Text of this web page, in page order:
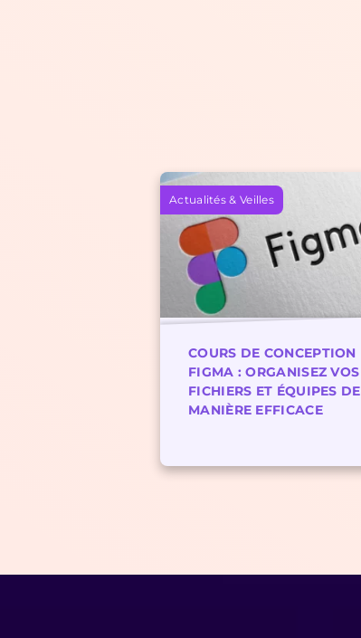
Actualités & Veilles
COURS DE CONCEPTION
FIGMA : ORGANISEZ VOS
FICHIERS ET ÉQUIPES DE
MANIÈRE EFFICACE